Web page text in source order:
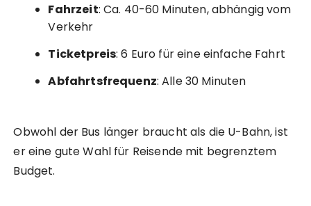
Fahrzeit: Ca. 40-60 Minuten, abhängig vom
Verkehr
Ticketpreis: 6 Euro für eine einfache Fahrt
Abfahrtsfrequenz: Alle 30 Minuten
Obwohl der Bus länger braucht als die U-Bahn, ist
er eine gute Wahl für Reisende mit begrenztem
Budget.